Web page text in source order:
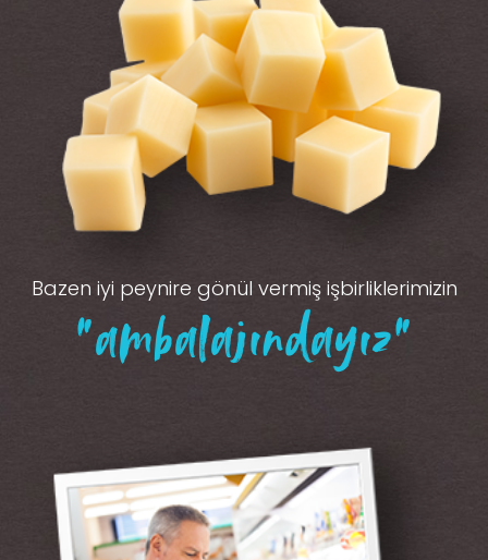
Bazen iyi peynire gönül vermiş işbirliklerimizin
“ambalajındayız”